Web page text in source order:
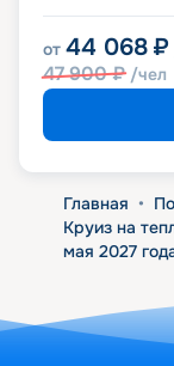
от 44 068 ₽
47 900₽ /чел
Главная •
Круиз на
мая 2027